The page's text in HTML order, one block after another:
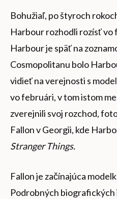
Bohužiaľ, po štyroch
Harbour rozhodli rozísť vo
Harbour je späť na
Cosmopolitanu bolo
vidieť na verejnosti s
vo februári, v tom istom
zverejnili svoj rozchod,
Fallon v Georgii, kde
Stranger Things.
Fallon je začínajúca
Podrobných